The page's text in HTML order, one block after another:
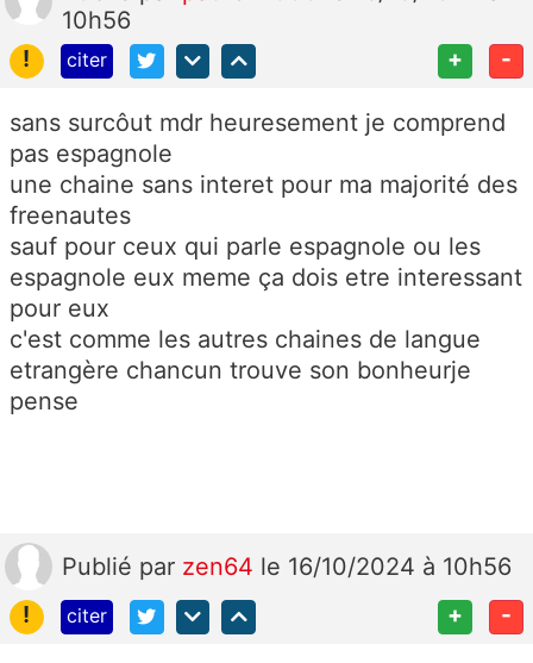
10h56
!
citer + -
sans surcôut mdr heuresement je comprend
pas espagnole
une chaine sans interet pour ma majorité des
freenautes
sauf pour ceux qui parle espagnole ou les
espagnole eux meme ça dois etre interessant
pour eux
c'est comme les autres chaines de langue
etrangère chancun trouve son bonheurje
pense
Publié par zen64 le 16/10/2024 à 10h56
!
citer + -